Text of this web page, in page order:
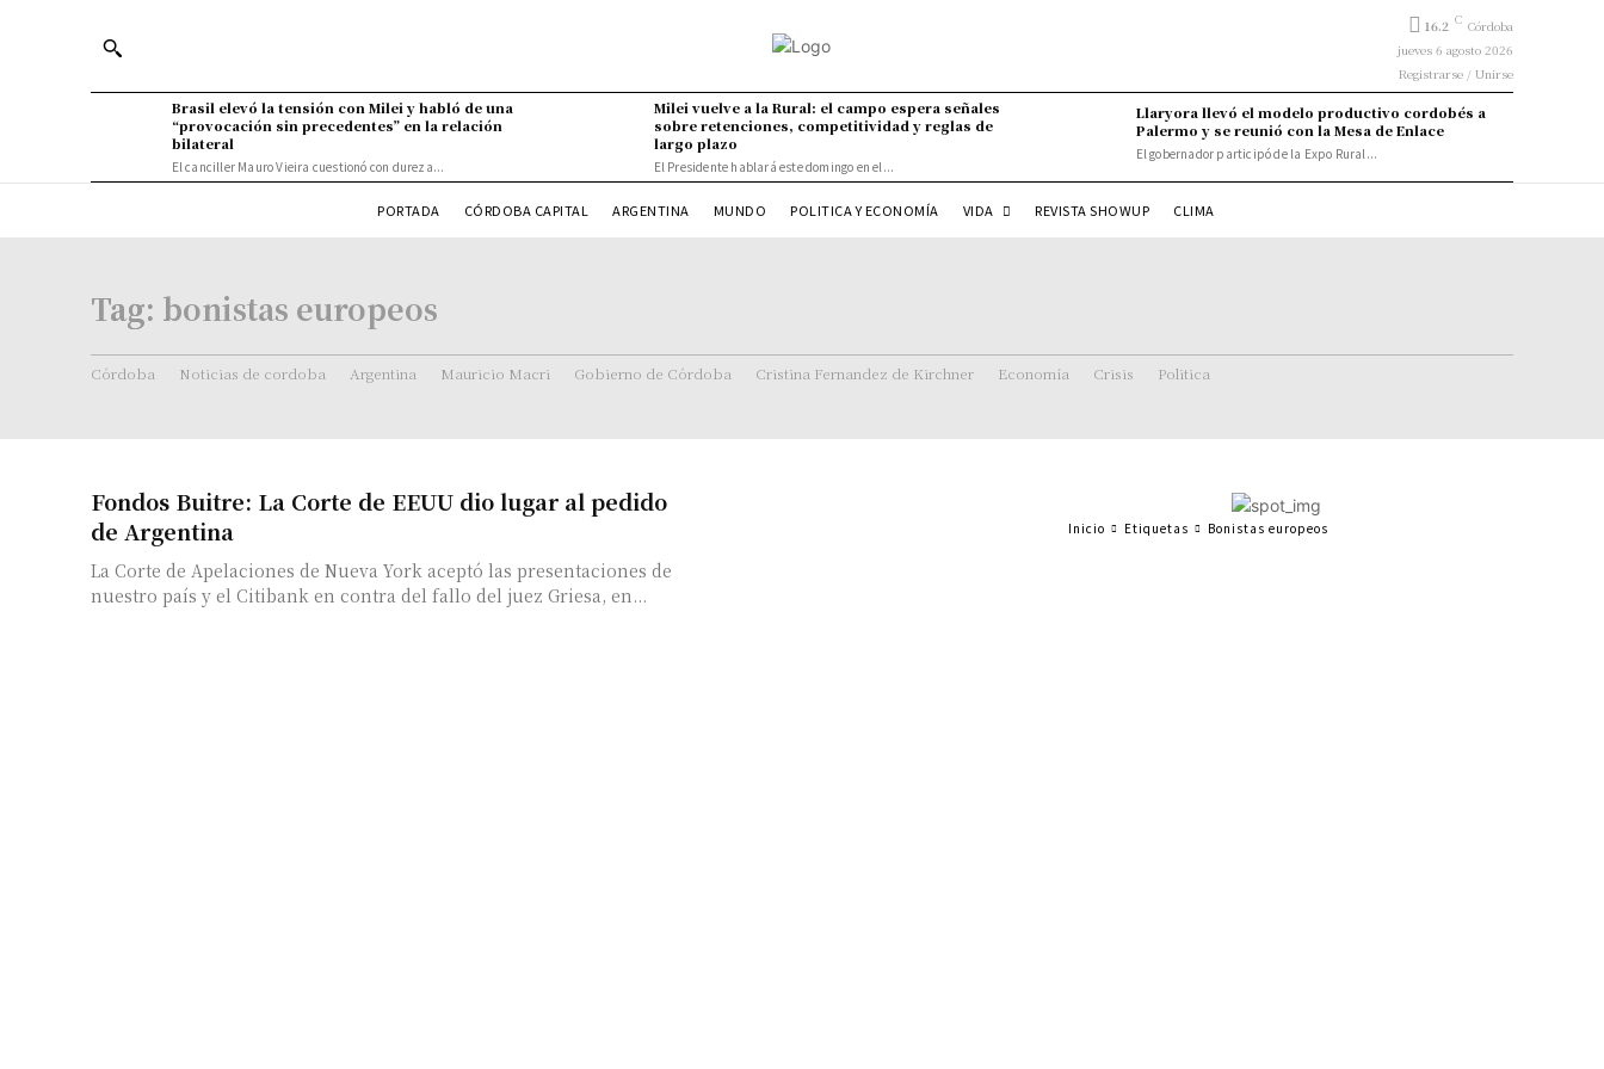
16.2 C Córdoba
jueves 6 agosto 2026
Registrarse / Unirse
Brasil elevó la tensión con Milei y habló de una
“provocación sin precedentes” en la relación
bilateral
El canciller Mauro Vieira cuestionó con dureza...
Milei vuelve a la Rural: el campo espera señales
sobre retenciones, competitividad y reglas de
largo plazo
El Presidente hablará este domingo en el...
Llaryora llevó el modelo productivo cordobés a
Palermo y se reunió con la Mesa de Enlace
El gobernador participó de la Expo Rural...
PORTADA CÓRDOBA CAPITAL ARGENTINA MUNDO POLITICA Y ECONOMÍA VIDA REVISTA SHOWUP CLIMA
Tag: bonistas europeos
Córdoba Noticias de cordoba Argentina Mauricio Macri Gobierno de Córdoba Cristina Fernandez de Kirchner Economía Crisis Politica
Fondos Buitre: La Corte de EEUU dio lugar al pedido
de Argentina
La Corte de Apelaciones de Nueva York aceptó las presentaciones de
nuestro país y el Citibank en contra del fallo del juez Griesa, en...
Inicio Etiquetas Bonistas europeos